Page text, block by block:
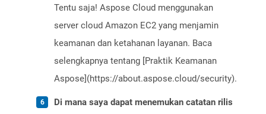
Tentu saja! Aspose Cloud menggunakan
server cloud Amazon EC2 yang menjamin
keamanan dan ketahanan layanan. Baca
selengkapnya tentang [Praktik Keamanan
Aspose](https://about.aspose.cloud/security).
Di mana saya dapat menemukan catatan rilis